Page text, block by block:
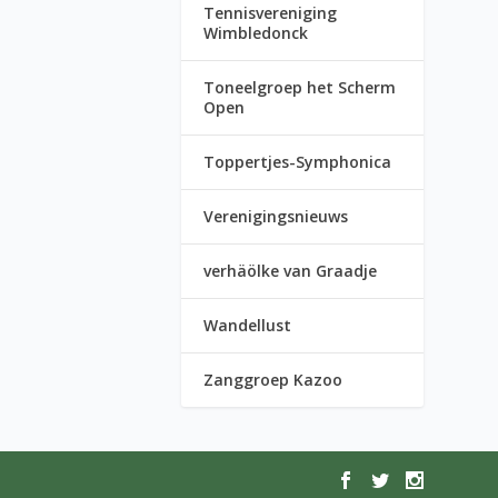
Tennisvereniging
Wimbledonck
Toneelgroep het Scherm
Open
Toppertjes-Symphonica
Verenigingsnieuws
verhäölke van Graadje
Wandellust
Zanggroep Kazoo